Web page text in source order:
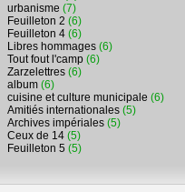
urbanisme (7)
Feuilleton 2 (6)
Feuilleton 4 (6)
Libres hommages (6)
Tout fout l'camp (6)
Zarzelettres (6)
album (6)
cuisine et culture municipale (6)
Amitiés internationales (5)
Archives impériales (5)
Ceux de 14 (5)
Feuilleton 5 (5)